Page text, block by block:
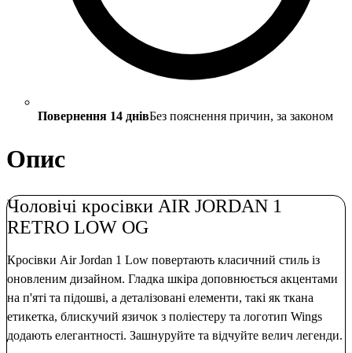
Повернення 14 днівБез пояснення причин, за законом
Опис
Чоловічі кросівки AIR JORDAN 1
RETRO LOW OG
Кросівки Air Jordan 1 Low повертають класичний стиль із
оновленим дизайном. Гладка шкіра доповнюється акцентами
на п'яті та підошві, а деталізовані елементи, такі як ткана
етикетка, блискучий язичок з поліестеру та логотип Wings
додають елегантності. Зашнуруйте та відчуйте велич легенди.